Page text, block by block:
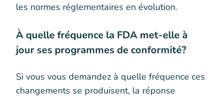
les normes réglementaires en évolution.
À quelle fréquence la FDA met-elle à
jour ses programmes de conformité?
Si vous vous demandez à quelle fréquence ces
changements se produisent, la réponse